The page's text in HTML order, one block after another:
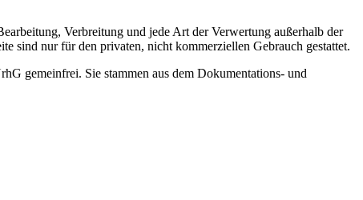
Verbreitung und jede Art der Verwertung außerhalb der
sind nur für den privaten, nicht kommerziellen Gebrauch gestattet.
gemeinfrei. Sie stammen aus dem Dokumentations- und